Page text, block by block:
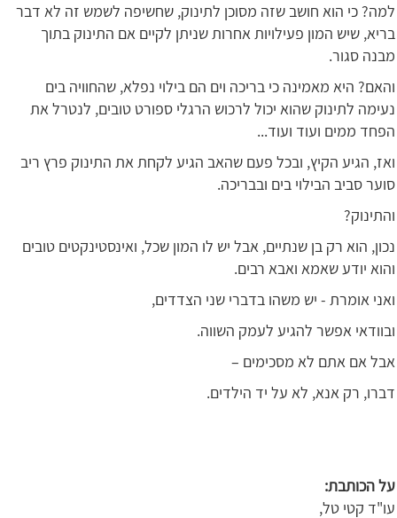
למה? כי הוא חושב שזה מסוכן לתינוק, שחשיפה לשמש זה לא דבר
בריא, שיש המון פעילויות אחרות שניתן לקיים אם התינוק בתוך
מבנה סגור.
והאם? היא מאמינה כי בריכה וים הם בילוי נפלא, שהחוויה בים
נעימה לתינוק שהוא יכול לרכוש הרגלי ספורט טובים, לנטרל את
הפחד ממים ועוד ועוד...
ואז, הגיע הקיץ, ובכל פעם שהאב הגיע לקחת את התינוק פרץ ריב
סוער סביב הבילוי בים ובבריכה.
והתינוק?
נכון, הוא רק בן שנתיים, אבל יש לו המון שכל, ואינסטינקטים טובים
והוא יודע שאמא ואבא רבים.
ואני אומרת - יש משהו בדברי שני הצדדים,
ובוודאי אפשר להגיע לעמק השווה.
אבל אם אתם לא מסכימים –
דברו, רק אנא, לא על יד הילדים.
על הכותבת:
עו"ד קטי טל,